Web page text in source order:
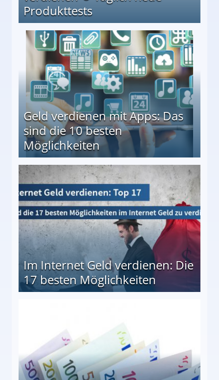
Produkttests
↻ Täglich neue Produkttests
Geld verdienen mit Apps: Das
sind die 10 besten
Möglichkeiten
besten Möglichkeiten
Im Internet Geld verdienen: Die
17 besten Möglichkeiten